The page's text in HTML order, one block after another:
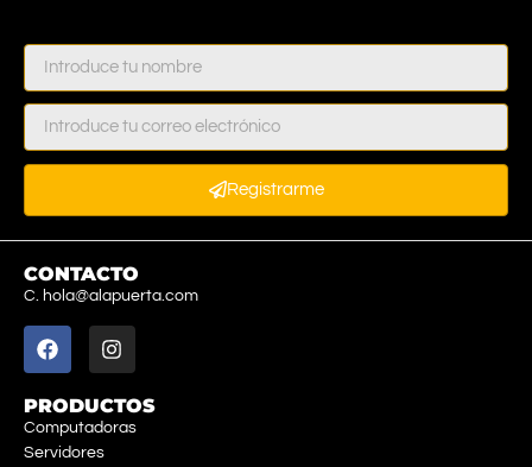
Registrarme
CONTACTO
C. hola@alapuerta.com
PRODUCTOS
Computadoras
Servidores